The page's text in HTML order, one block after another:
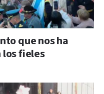
que nos ha
los fieles